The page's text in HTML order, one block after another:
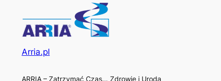
Arria.pl
ARRIA – Zatrzymać Czas… Zdrowie i Uroda